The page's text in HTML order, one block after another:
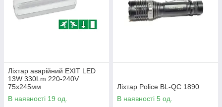
Ліхтар аварійний EXIT LED
13W 330Lm 220-240V
75х245мм
В наявності 19 од.
Ліхтар Police BL-QC 1890
В наявності 5 од.